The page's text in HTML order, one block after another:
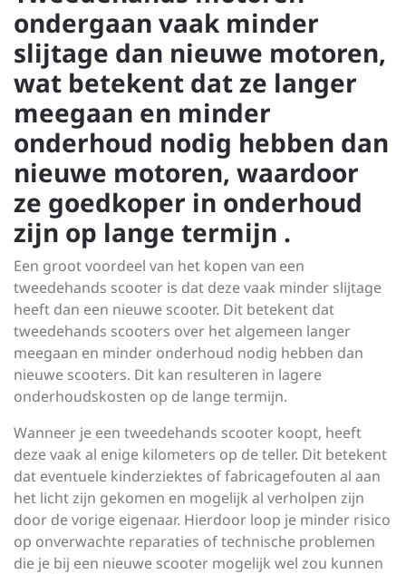
ondergaan vaak minder
slijtage dan nieuwe motoren,
wat betekent dat ze langer
meegaan en minder
onderhoud nodig hebben dan
nieuwe motoren, waardoor
ze goedkoper in onderhoud
zijn op lange termijn .
Een groot voordeel van het kopen van een
tweedehands scooter is dat deze vaak minder slijtage
heeft dan een nieuwe scooter. Dit betekent dat
tweedehands scooters over het algemeen langer
meegaan en minder onderhoud nodig hebben dan
nieuwe scooters. Dit kan resulteren in lagere
onderhoudskosten op de lange termijn.
Wanneer je een tweedehands scooter koopt, heeft
deze vaak al enige kilometers op de teller. Dit betekent
dat eventuele kinderziektes of fabricagefouten al aan
het licht zijn gekomen en mogelijk al verholpen zijn
door de vorige eigenaar. Hierdoor loop je minder risico
op onverwachte reparaties of technische problemen
die je bij een nieuwe scooter mogelijk wel zou kunnen